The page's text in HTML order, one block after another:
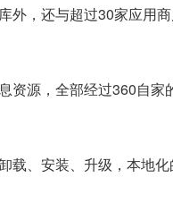
外，还与超过30家应用
资源，全部经过360自
、安装、升级，本地化